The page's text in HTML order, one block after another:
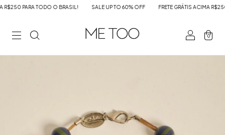
PARA TODO O BRASIL! SALE UP TO 60% OFF FRETE GRÁTIS ACIMA R$250
0